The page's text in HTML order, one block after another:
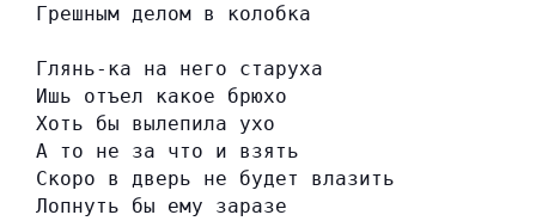
Грешным делом в колобка
Глянь-ка на него старуха
Ишь отъел какое брюхо
Хоть бы вылепила ухо
А то не за что и взять
Скоро в дверь не будет влазить
Лопнуть бы ему заразе